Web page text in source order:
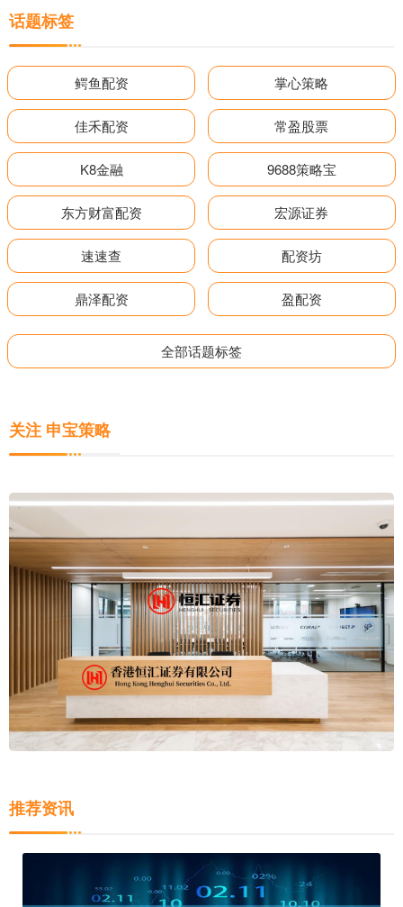
话题标签
鳄鱼配资 掌心策略
佳禾配资 常盈股票
K8金融 9688策略宝
东方财富配资 宏源证券
速速查 配资坊
鼎泽配资 盈配资
全部话题标签
关注 申宝策略
推荐资讯